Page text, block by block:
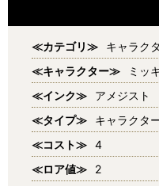
≪カテゴリ≫
キャラク
≪キャラクター≫
ミッ
≪インク≫
アメジスト
≪タイプ≫
キャラクタ
≪コスト≫ 4
≪ロア値≫
2